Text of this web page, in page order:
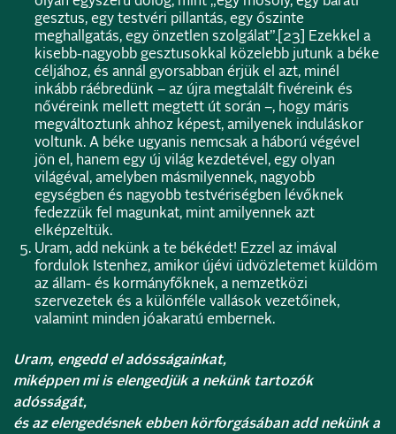
gesztus, egy testvéri pillantás, egy őszinte
meghallgatás, egy önzetlen szolgálat”. [23]
Ezekkel a
kisebb-nagyobb gesztusokkal közelebb jutunk a béke
céljához, és annál gyorsabban érjük el azt, minél
inkább ráébredünk – az újra megtalált fivéreink és
nővéreink mellett megtett út során –, hogy máris
megváltoztunk ahhoz képest, amilyenek induláskor
voltunk. A béke ugyanis nemcsak a háború végével
jön el, hanem egy új világ kezdetével, egy olyan
világéval, amelyben másmilyennek, nagyobb
egységben és nagyobb testvériségben lévőknek
fedezzük fel magunkat, mint amilyennek azt
elképzeltük.
Uram, add nekünk a te békédet! Ezzel az imával
fordulok Istenhez, amikor újévi üdvözletemet küldöm
az állam- és kormányfőknek, a nemzetközi
szervezetek és a különféle vallások vezetőinek,
valamint minden jóakaratú embernek.
Uram, engedd el adósságainkat,
miképpen mi is elengedjük a nekünk tartozók
adósságát,
és az elengedésnek ebben körforgásában add nekünk a